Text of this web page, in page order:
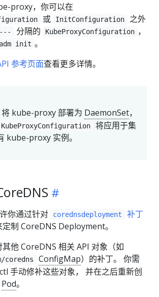
proxy，你可以在
或 InitConfiguration
之外
--- 分隔的 KubeProxyConfiguration ，
init 。
参考页面查看更多详情。
kube-proxy 部署为 DaemonSet，
KubeProxyConfiguration
将应用于集
kube-proxy 实例。
你通过针对 corednsdeployment
补丁
定制 CoreDNS Deployment。
其他 CoreDNS 相关 API 对象（如
coredns ConfigMap）的补丁。 你需
手动修补这些对象， 并在之后重新创
Pod。